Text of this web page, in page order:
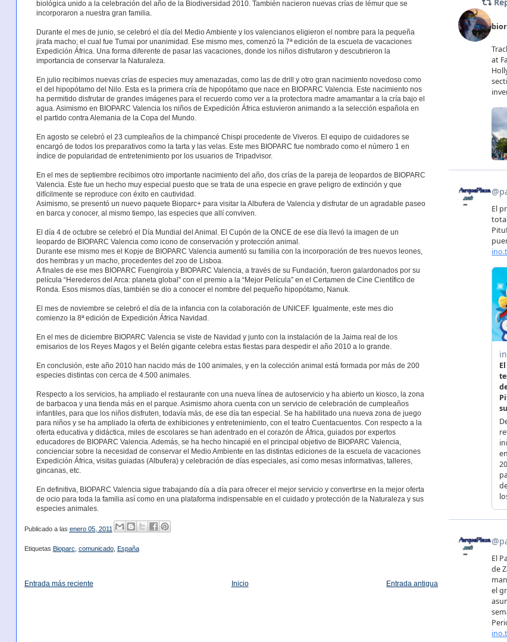
biológica unido a la celebración del año de la Biodiversidad 2010. También nacieron nuevas crías de lémur que se
incorporaron a nuestra gran familia.
Durante el mes de junio, se celebró el día del Medio Ambiente y los valencianos eligieron el nombre para la pequeña
jirafa macho; el cual fue Tumai por unanimidad. Ese mismo mes, comenzó la 7ª edición de la escuela de vacaciones
Expedición África. Una forma diferente de pasar las vacaciones, donde los niños disfrutaron y descubrieron la
importancia de conservar la Naturaleza.
En julio recibimos nuevas crías de especies muy amenazadas, como las de drill y otro gran nacimiento novedoso como
el del hipopótamo del Nilo. Esta es la primera cría de hipopótamo que nace en BIOPARC Valencia. Este nacimiento nos
ha permitido disfrutar de grandes imágenes para el recuerdo como ver a la protectora madre amamantar a la cría bajo el
agua. Asimismo en BIOPARC Valencia los niños de Expedición África estuvieron animando a la selección española en
el partido contra Alemania de la Copa del Mundo.
En agosto se celebró el 23 cumpleaños de la chimpancé Chispi procedente de Viveros. El equipo de cuidadores se
encargó de todos los preparativos como la tarta y las velas. Este mes BIOPARC fue nombrado como el número 1 en
índice de popularidad de entretenimiento por los usuarios de Tripadvisor.
En el mes de septiembre recibimos otro importante nacimiento del año, dos crías de la pareja de leopardos de BIOPARC
Valencia. Este fue un hecho muy especial puesto que se trata de una especie en grave peligro de extinción y que
difícilmente se reproduce con éxito en cautividad.
Asimismo, se presentó un nuevo paquete Bioparc+ para visitar la Albufera de Valencia y disfrutar de un agradable paseo
en barca y conocer, al mismo tiempo, las especies que allí conviven.
El día 4 de octubre se celebró el Día Mundial del Animal. El Cupón de la ONCE de ese día llevó la imagen de un
leopardo de BIOPARC Valencia como icono de conservación y protección animal.
Durante ese mismo mes el Kopje de BIOPARC Valencia aumentó su familia con la incorporación de tres nuevos leones,
dos hembras y un macho, procedentes del zoo de Lisboa.
A finales de ese mes BIOPARC Fuengirola y BIOPARC Valencia, a través de su Fundación, fueron galardonados por su
película “Herederos del Arca: planeta global” con el premio a la “Mejor Película” en el Certamen de Cine Científico de
Ronda. Esos mismos días, también se dio a conocer el nombre del pequeño hipopótamo, Nanuk.
El mes de noviembre se celebró el día de la infancia con la colaboración de UNICEF. Igualmente, este mes dio
comienzo la 8ª edición de Expedición África Navidad.
En el mes de diciembre BIOPARC Valencia se viste de Navidad y junto con la instalación de la Jaima real de los
emisarios de los Reyes Magos y el Belén gigante celebra estas fiestas para despedir el año 2010 a lo grande.
En conclusión, este año 2010 han nacido más de 100 animales, y en la colección animal está formada por más de 200
especies distintas con cerca de 4.500 animales.
Respecto a los servicios, ha ampliado el restaurante con una nueva línea de autoservicio y ha abierto un kiosco, la zona
de barbacoa y una tienda más en el parque. Asimismo ahora cuenta con un servicio de celebración de cumpleaños
infantiles, para que los niños disfruten, todavía más, de ese día tan especial. Se ha habilitado una nueva zona de juego
para niños y se ha ampliado la oferta de exhibiciones y entretenimiento, con el teatro Cuentacuentos. Con respecto a la
oferta educativa y didáctica, miles de escolares se han adentrado en el corazón de África, guiados por expertos
educadores de BIOPARC Valencia. Además, se ha hecho hincapié en el principal objetivo de BIOPARC Valencia,
concienciar sobre la necesidad de conservar el Medio Ambiente en las distintas ediciones de la escuela de vacaciones
Expedición África, visitas guiadas (Albufera) y celebración de días especiales, así como mesas informativas, talleres,
gincanas, etc.
En definitiva, BIOPARC Valencia sigue trabajando día a día para ofrecer el mejor servicio y convertirse en la mejor oferta
de ocio para toda la familia así como en una plataforma indispensable en el cuidado y protección de la Naturaleza y sus
especies animales.
Publicado a las enero 05, 2011
Etiquetas Bioparc comunicado, España
Entrada más reciente Entrada antigua
Inicio